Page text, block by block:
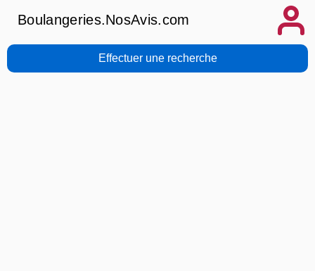
Boulangeries.NosAvis.com
Effectuer une recherche